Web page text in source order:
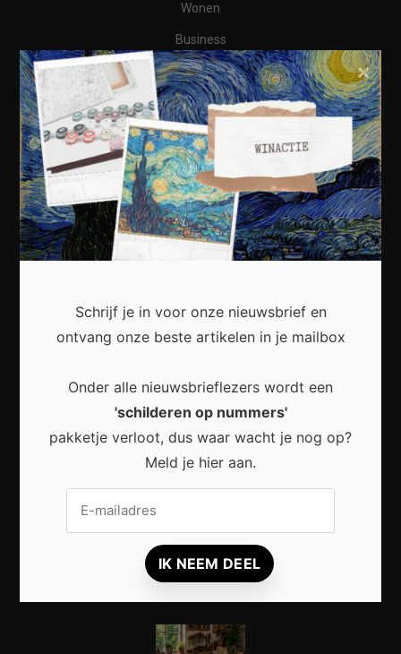
Wonen
Business
Financieel
Varia
Meest recent
wordt voor Nederlandse huishoudens
Waarom micro-avonturen de perfecte manier zijn
om Nederland opnieuw te ontdekken
Waarom kunst in openbare ruimtes meer doet dan
Schrijf je in voor onze nieuwsbrief en
ontvang onze beste artikelen in je mailbox
Onder alle nieuwsbrieflezers wordt een
'schilderen op nummers'
pakketje verloot, dus waar wacht je nog op?
Meld je hier aan.
×